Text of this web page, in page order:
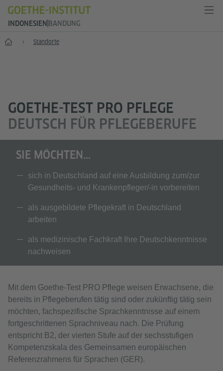
INDONESIEN BANDUNG
Start Standorte
GOETHE-TEST PRO PFLEGE
DEUTSCH FÜR PFLEGEBERUFE
SIE MÖCHTEN...
sich in Deutschland auf eine Ausbildung zum/zur
Gesundheits- und Krankenpfleger/-in vorbereiten
als ausgebildete Pflegekraft in Deutschland
arbeiten
als medizinische Fachkraft Ihre Deutschkenntnisse
nachweisen
Mit dem Goethe-Test PRO Pflege weisen Erwachsene, die
bereits in Pflegeberufen tätig sind oder zukünftig tätig sein
möchten, fachspezifische Sprach­kenntnisse auf einem
fortgeschrittenen Sprachniveau nach. Die Prüfung
entspricht B2, der vierten Stufe auf der sechsstufigen
Kompetenzskala des Gemeinsamen europäischen
Referenzrahmens für Sprachen (GER).